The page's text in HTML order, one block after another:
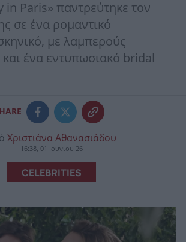
in Paris» παντρεύτηκε τον
σε ένα ρομαντικό
με λαμπερούς
ένα εντυπωσιακό bridal
Χριστιάνα Αθανασιάδου
16:38, 01 Ιουνίου 26
CELEBRITIES